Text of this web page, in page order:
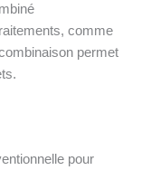
comme
permet
pour